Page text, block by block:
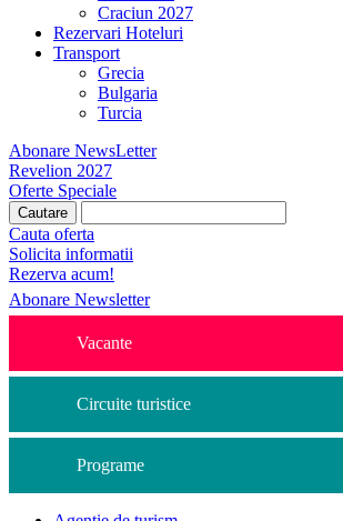
Craciun 2027
Rezervari Hoteluri
Transport
Grecia
Bulgaria
Turcia
Abonare NewsLetter
Revelion 2027
Oferte Speciale
Cauta oferta
Solicita informatii
Rezerva acum!
Abonare Newsletter
Vacante
Circuite turistice
Programe